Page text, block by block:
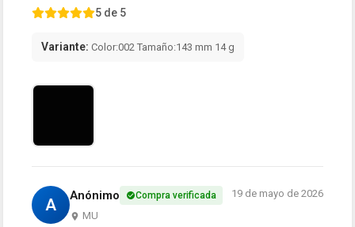
5 de 5
Variante: Color:002 Tamaño:143 mm 14 g
A Anónimo Compra verificada
MU
19 de mayo de 2026